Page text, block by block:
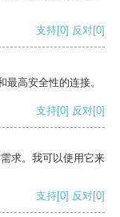
支持[0] 反对[0]
高安全性的连接。
支持[0] 反对[0]
求。我可以使用它来
支持[0] 反对[0]